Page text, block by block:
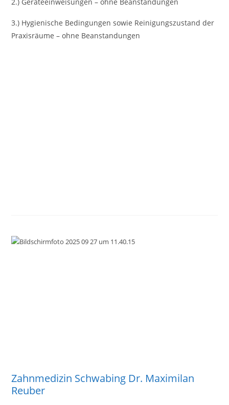
3.) Hygienische Bedingungen sowie Reinigungszustand der
Praxisräume – ohne Beanstandungen
Zahnmedizin Schwabing Dr. Maximilan
Reuber